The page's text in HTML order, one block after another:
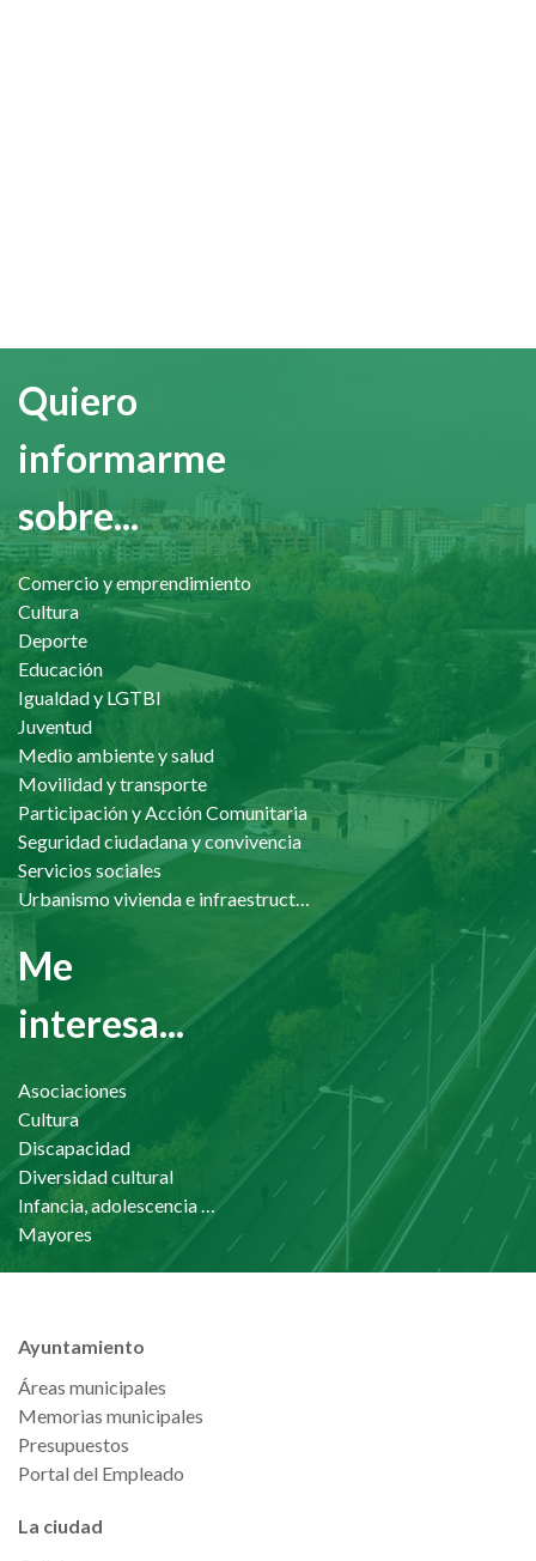
Quiero
informarme
sobre...
Comercio y emprendimiento
Cultura
Deporte
Educación
Igualdad y LGTBI
Juventud
Medio ambiente y salud
Movilidad y transporte
Participación y Acción Comunitaria
Seguridad ciudadana y convivencia
Servicios sociales
Urbanismo vivienda e infraestructuras
Me
interesa...
Asociaciones
Cultura
Discapacidad
Diversidad cultural
Infancia, adolescencia y familia
Mayores
Ayuntamiento
Áreas municipales
Memorias municipales
Presupuestos
Portal del Empleado
La ciudad